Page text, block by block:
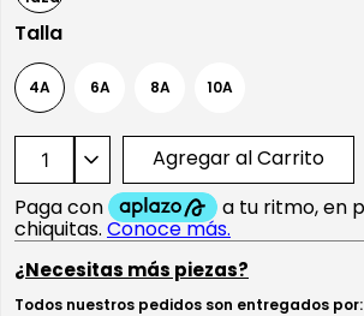
Talla
4A 6A 8A 10A
Agregar al Carrito
¿Necesitas más piezas?
Todos nuestros pedidos son entregados por: